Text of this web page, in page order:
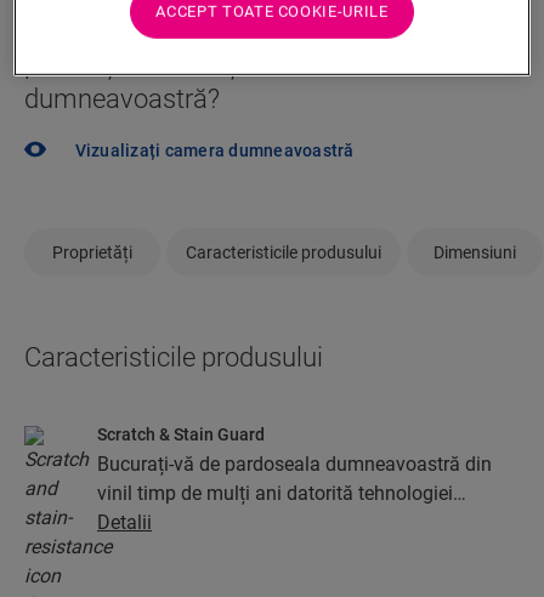
Nu sunteți sigur că această pardoseală se
potrivește stilului și nevoilor
dumneavoastră?
Vizualizați camera dumneavoastră
Proprietăți Caracteristicile produsului Dimensiuni
Caracteristicile produsului
Scratch & Stain Guard
Bucurați-vă de pardoseala dumneavoastră din
vinil timp de mulți ani datorită tehnologiei
revoluționare a stratului protector Stain and
Scratch Guard. Acest strat asigură o protecție
Detalii
ACCEPT TOATE COOKIE-URILE